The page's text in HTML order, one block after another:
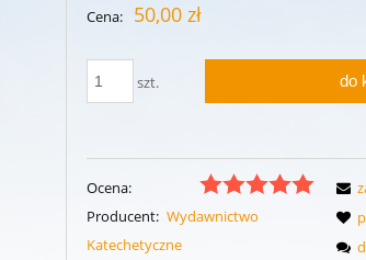
Cena: 50,00 zł
szt. do
Ocena:
Producent: Wydawnictwo
Katechetyczne